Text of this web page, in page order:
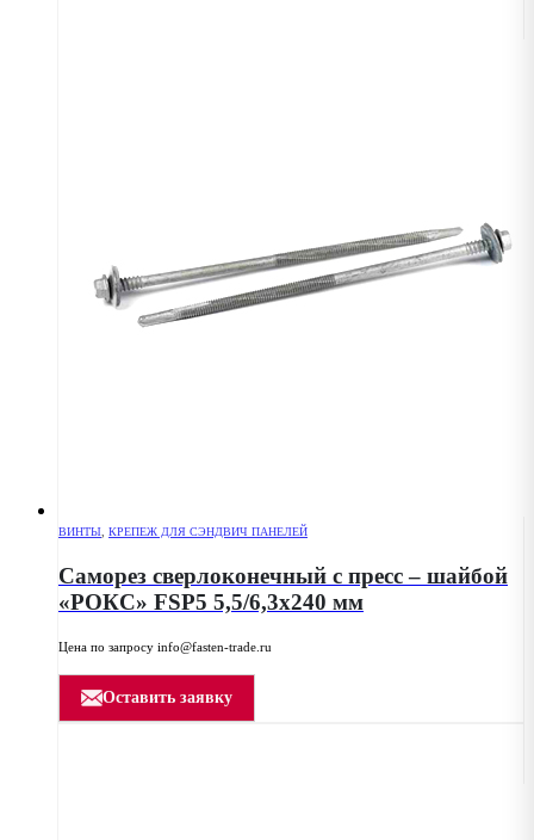
ВИНТЫ КРЕПЕЖ ДЛЯ СЭНДВИЧ ПАНЕЛЕЙ
Саморез сверлоконечный с пресс – шайбой
«РОКС» FSP5 5,5/6,3х240 мм
Цена по запросу info@fasten-trade.ru
Оставить заявку